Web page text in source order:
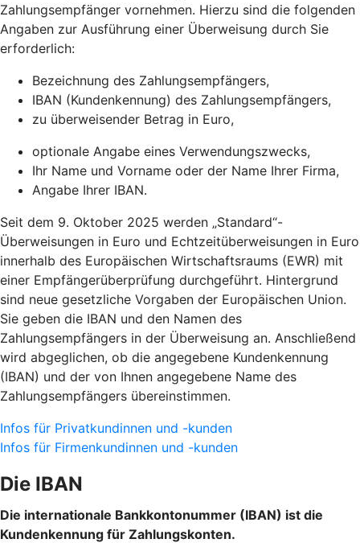
Zahlungsempfänger vornehmen. Hierzu sind die folgenden
Angaben zur Ausführung einer Überweisung durch Sie
erforderlich:
Bezeichnung des Zahlungsempfängers,
IBAN (Kundenkennung) des Zahlungsempfängers,
zu überweisender Betrag in Euro,
optionale Angabe eines Verwendungszwecks,
Ihr Name und Vorname oder der Name Ihrer Firma,
Angabe Ihrer IBAN.
Seit dem 9. Oktober 2025 werden „Standard“-
Überweisungen in Euro und Echtzeitüberweisungen in Euro
innerhalb des Europäischen Wirtschaftsraums (EWR) mit
einer Empfängerüberprüfung durchgeführt. Hintergrund
sind neue gesetzliche Vorgaben der Europäischen Union.
Sie geben die IBAN und den Namen des
Zahlungsempfängers in der Überweisung an. Anschließend
wird abgeglichen, ob die angegebene Kundenkennung
(IBAN) und der von Ihnen angegebene Name des
Zahlungsempfängers übereinstimmen.
Infos für Privatkundinnen und -kunden
Infos für Firmenkundinnen und -kunden
Die IBAN
Die internationale Bankkontonummer (IBAN) ist die
Kundenkennung für Zahlungskonten.